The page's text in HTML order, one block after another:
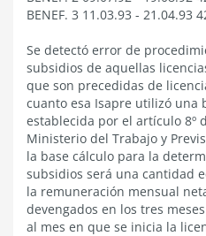
BENEF. 3 11.03.93 - 21.04.93
Se detectó error de
subsidios de aquellas
que son precedidas de
cuanto esa Isapre utilizó una
establecida por el artículo 8º
Ministerio del Trabajo y
la base cálculo para la
subsidios será una cantidad
la remuneración mensual
devengados en los tres
al mes en que se inicia la